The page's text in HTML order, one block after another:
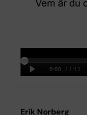
Erik Norberg